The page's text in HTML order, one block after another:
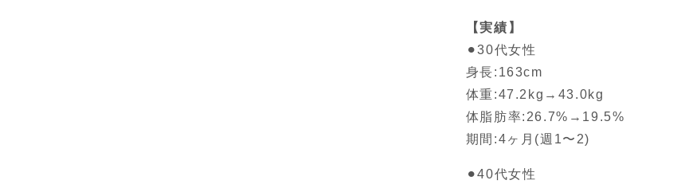
【実績】
⚫︎30代女性
身長:163cm
体重:47.2kg→43.0kg
体脂肪率:26.7%→19.5%
期間:4ヶ月(週1〜2)
⚫︎40代女性